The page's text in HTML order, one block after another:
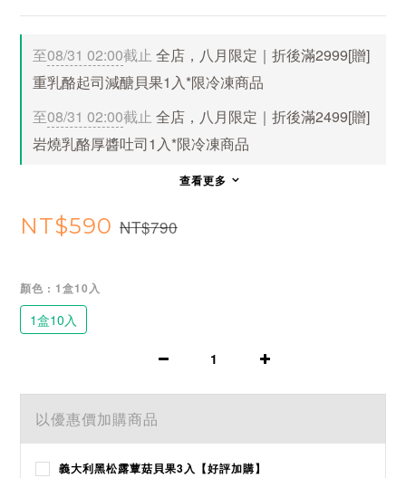
至08/31 02:00截止 全店，八月限定｜折後滿2999[贈]
重乳酪起司減醣貝果1入*限冷凍商品
至08/31 02:00截止 全店，八月限定｜折後滿2499[贈]
岩燒乳酪厚醬吐司1入*限冷凍商品
查看更多
NT$590 NT$790
顏色 : 1盒10入
1盒10入
以優惠價加購商品
義大利黑松露蕈菇貝果3入【好評加購】